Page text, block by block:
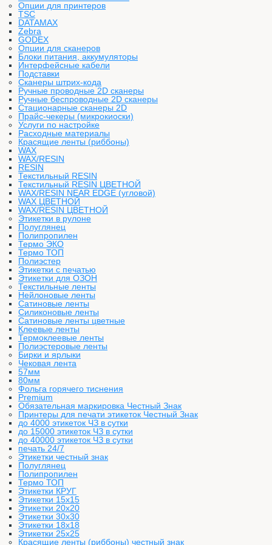
Опции для принтеров
TSC
DATAMAX
Zebra
GODEX
Опции для сканеров
Блоки питания, аккумуляторы
Интерфейсные кабели
Подставки
Сканеры штрих-кода
Ручные проводные 2D сканеры
Ручные беспроводные 2D сканеры
Стационарные сканеры 2D
Прайс-чекеры (микрокиоски)
Услуги по настройке
Расходные материалы
Красящие ленты (риббоны)
WAX
WAX/RESIN
RESIN
Текстильный RESIN
Текстильный RESIN ЦВЕТНОЙ
WAX/RESIN NEAR EDGE (угловой)
WAX ЦВЕТНОЙ
WAX/RESIN ЦВЕТНОЙ
Этикетки в рулоне
Полуглянец
Полипропилен
Термо ЭКО
Термо ТОП
Полиэстер
Этикетки с печатью
Этикетки для ОЗОН
Текстильные ленты
Нейлоновые ленты
Сатиновые ленты
Силиконовые ленты
Сатиновые ленты цветные
Клеевые ленты
Термоклеевые ленты
Полиэстеровые ленты
Бирки и ярлыки
Чековая лента
57мм
80мм
Фольга горячего тиснения
Premium
Обязательная маркировка Честный Знак
Принтеры для печати этикеток Честный Знак
до 4000 этикеток ЧЗ в сутки
до 15000 этикеток ЧЗ в сутки
до 40000 этикеток ЧЗ в сутки
печать 24/7
Этикетки честный знак
Полуглянец
Полипропилен
Термо ТОП
Этикетки КРУГ
Этикетки 15х15
Этикетки 20х20
Этикетки 30х30
Этикетки 18х18
Этикетки 25х25
Красящие ленты (риббоны) честный знак